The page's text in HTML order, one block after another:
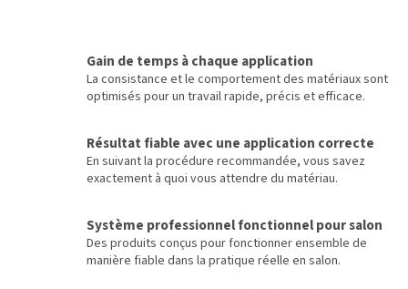
Gain de temps à chaque application
La consistance et le comportement des matériaux sont
optimisés pour un travail rapide, précis et efficace.
Résultat fiable avec une application correcte
En suivant la procédure recommandée, vous savez
exactement à quoi vous attendre du matériau.
Système professionnel fonctionnel pour salon
Des produits conçus pour fonctionner ensemble de
manière fiable dans la pratique réelle en salon.